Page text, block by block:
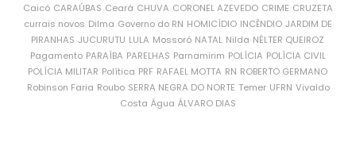
Caicó CARAÚBAS Ceará CHUVA CORONEL AZEVEDO CRIME CRUZETA
currais novos Dilma Governo do RN HOMICÍDIO INCÊNDIO JARDIM DE
PIRANHAS JUCURUTU LULA Mossoró NATAL Nilda NÉLTER QUEIROZ
Pagamento PARAÍBA PARELHAS Parnamirim POLÍCIA POLÍCIA CIVIL
POLÍCIA MILITAR Política PRF RAFAEL MOTTA RN ROBERTO GERMANO
Robinson Faria Roubo SERRA NEGRA DO NORTE Temer UFRN Vivaldo
Costa Água ÁLVARO DIAS